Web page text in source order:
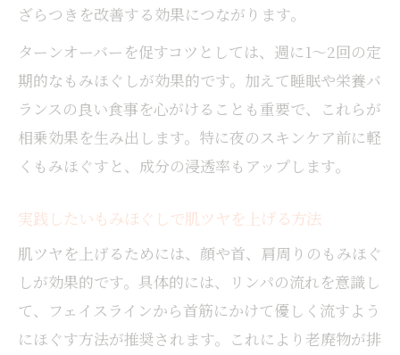
ざらつきを改善する効果につながります。
ターンオーバーを促すコツとしては、週に1～2回の定
期的なもみほぐしが効果的です。加えて睡眠や栄養バ
ランスの良い食事を心がけることも重要で、これらが
相乗効果を生み出します。特に夜のスキンケア前に軽
くもみほぐすと、成分の浸透率もアップします。
実践したいもみほぐしで肌ツヤを上げる方法
肌ツヤを上げるためには、顔や首、肩周りのもみほぐ
しが効果的です。具体的には、リンパの流れを意識し
て、フェイスラインから首筋にかけて優しく流すよう
にほぐす方法が推奨されます。これにより老廃物が排